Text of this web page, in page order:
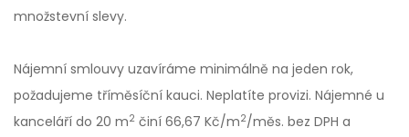
množstevní slevy.
Nájemní smlouvy uzavíráme minimálně na jeden rok,
požadujeme tříměsíční kauci. Neplatíte provizi. Nájemné u
kanceláří do 20 m2 činí 66,67 Kč/m2/měs. bez DPH a